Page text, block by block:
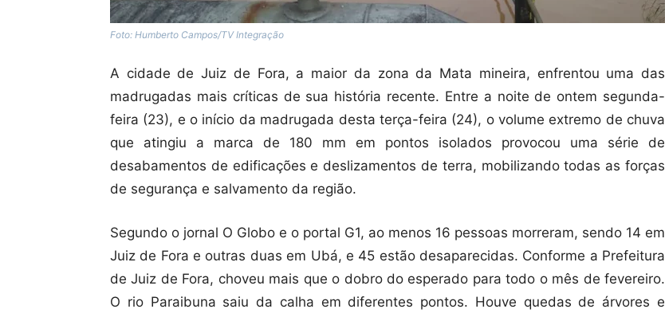
Foto: Humberto Campos/TV Integração
A cidade de Juiz de Fora, a maior da zona da Mata mineira, enfrentou uma das
madrugadas mais críticas de sua história recente. Entre a noite de ontem segunda-
feira (23), e o início da madrugada desta terça-feira (24), o volume extremo de chuva
que atingiu a marca de 180 mm em pontos isolados provocou uma série de
desabamentos de edificações e deslizamentos de terra, mobilizando todas as forças
de segurança e salvamento da região.
Segundo o jornal O Globo e o portal G1, ao menos 16 pessoas morreram, sendo 14 em
Juiz de Fora e outras duas em Ubá, e 45 estão desaparecidas. Conforme a Prefeitura
de Juiz de Fora, choveu mais que o dobro do esperado para todo o mês de fevereiro.
O rio Paraibuna saiu da calha em diferentes pontos. Houve quedas de árvores e